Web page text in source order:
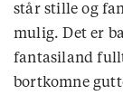
står stille og
mulig. Det er
fantasiland
bortkomne